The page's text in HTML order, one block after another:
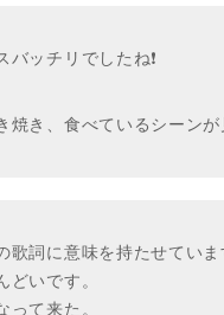
バッチリでしたね❗️
焼き、食べているシーン
歌詞に意味を持たせていま
どいです。
って来た。